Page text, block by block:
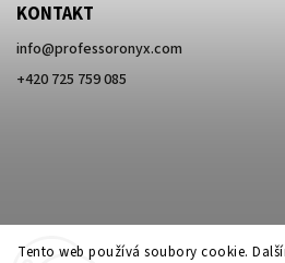
Tento web používá soubory cookie.
KONTAKT
info@professoronyx.com
+420 725 759 085